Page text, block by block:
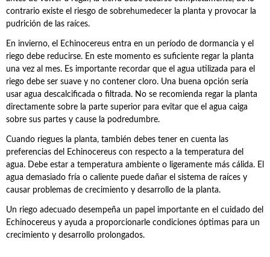
contrario existe el riesgo de sobrehumedecer la planta y provocar la
pudrición de las raíces.
En invierno, el Echinocereus entra en un período de dormancia y el
riego debe reducirse. En este momento es suficiente regar la planta
una vez al mes. Es importante recordar que el agua utilizada para el
riego debe ser suave y no contener cloro. Una buena opción sería
usar agua descalcificada o filtrada. No se recomienda regar la planta
directamente sobre la parte superior para evitar que el agua caiga
sobre sus partes y cause la podredumbre.
Cuando riegues la planta, también debes tener en cuenta las
preferencias del Echinocereus con respecto a la temperatura del
agua. Debe estar a temperatura ambiente o ligeramente más cálida. El
agua demasiado fría o caliente puede dañar el sistema de raíces y
causar problemas de crecimiento y desarrollo de la planta.
Un riego adecuado desempeña un papel importante en el cuidado del
Echinocereus y ayuda a proporcionarle condiciones óptimas para un
crecimiento y desarrollo prolongados.